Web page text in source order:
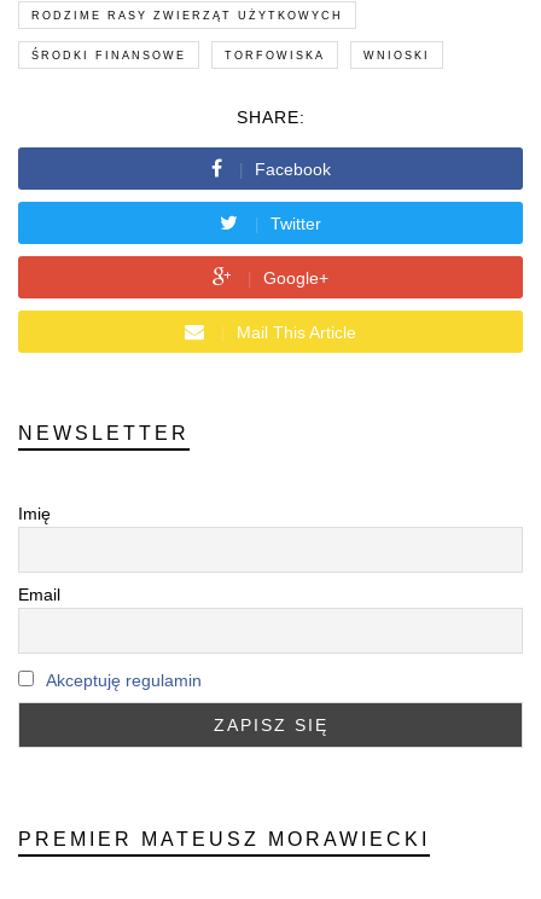
RODZIME RASY ZWIERZĄT UŻYTKOWYCH
ŚRODKI FINANSOWE TORFOWISKA WNIOSKI
SHARE:
Facebook
Twitter
Google+
Mail This Article
NEWSLETTER
Imię
Email
Akceptuję regulamin
PREMIER MATEUSZ MORAWIECKI